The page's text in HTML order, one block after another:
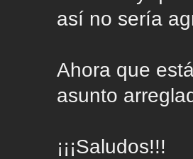
así no sería
Ahora que
asunto
¡¡¡Saludos!!!